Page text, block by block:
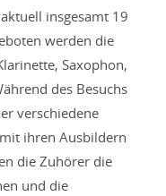
insgesamt 19
werden die
Saxophon,
des Besuchs
verschiedene
ihren Ausbildern
die Zuhörer die
und die